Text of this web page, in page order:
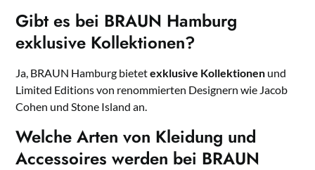
Gibt es bei BRAUN Hamburg
exklusive Kollektionen?
Ja, BRAUN Hamburg bietetexklusive Kollektionen und
Limited Editions von renommierten Designern wie Jacob
Cohen und Stone Island an.
Welche Arten von Kleidung und
Accessoires werden bei BRAUN